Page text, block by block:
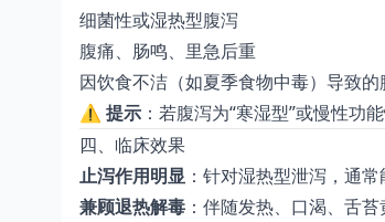
细菌性或湿热型腹泻
腹痛、肠鸣、里急后重
因饮食不洁（如夏季食物中毒）导致的
⚠️ 提示 ：若腹泻为“寒湿型”或慢性功
四、临床效果
止泻作用明显 ：针对湿热型泄泻，通
兼顾退热解毒 ：伴随发热、口渴、舌